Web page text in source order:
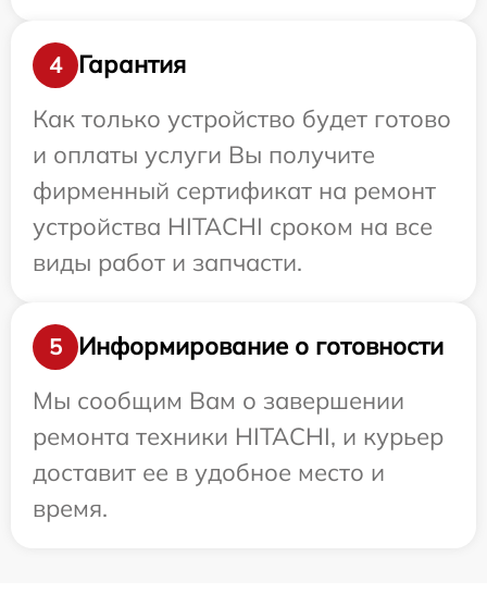
4
Гарантия
Как только устройство будет готово
и оплаты услуги Вы получите
фирменный сертификат на ремонт
устройства HITACHI сроком на все
виды работ и запчасти.
5
Информирование о готовности
Мы сообщим Вам о завершении
ремонта техники HITACHI, и курьер
доставит ее в удобное место и
время.